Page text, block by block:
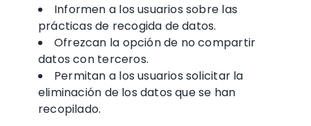
Informen a los usuarios sobre las
prácticas de recogida de datos.
Ofrezcan la opción de no compartir
datos con terceros.
Permitan a los usuarios solicitar la
eliminación de los datos que se han
recopilado.